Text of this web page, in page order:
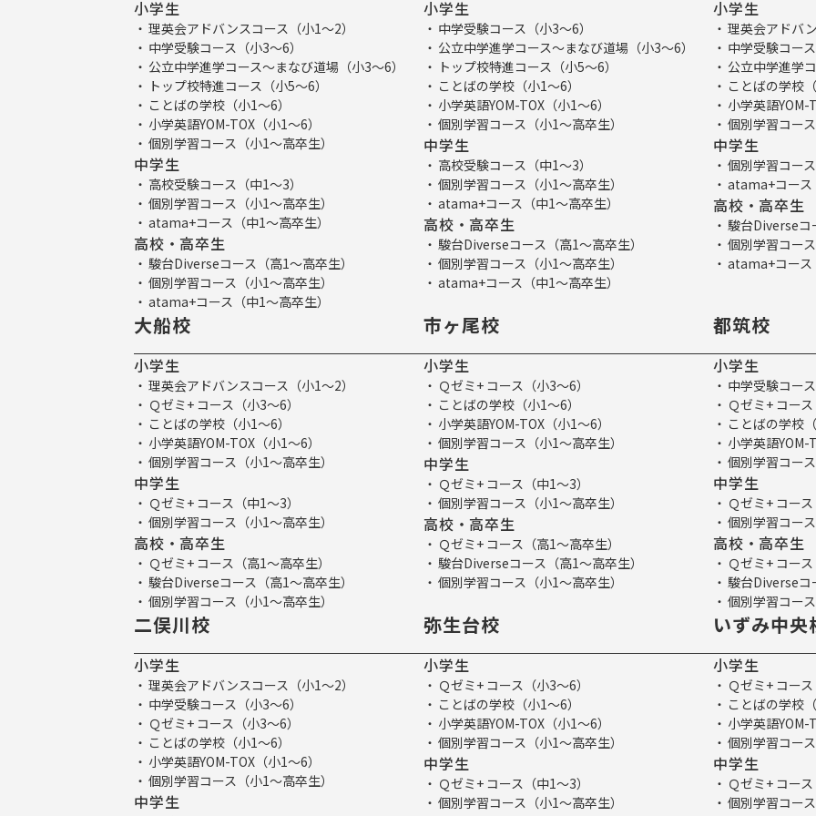
小学生
理英会アドバンスコース（小1～2）
中学受験コース（小3～6）
公立中学進学コース～まなび道場（小3～6）
トップ校特進コース（小5～6）
ことばの学校（小1～6）
小学英語YOM-TOX（小1～6）
個別学習コース（小1～高卒生）
中学生
高校受験コース（中1～3）
個別学習コース（小1～高卒生）
atama+コース（中1～高卒生）
高校・高卒生
駿台Diverseコース（高1～高卒生）
個別学習コース（小1～高卒生）
atama+コース（中1～高卒生）
小学生
中学受験コース（小3～6）
公立中学進学コース～まなび道場（小3～6）
トップ校特進コース（小5～6）
ことばの学校（小1～6）
小学英語YOM-TOX（小1～6）
個別学習コース（小1～高卒生）
中学生
高校受験コース（中1～3）
個別学習コース（小1～高卒生）
atama+コース（中1～高卒生）
高校・高卒生
駿台Diverseコース（高1～高卒生）
個別学習コース（小1～高卒生）
atama+コース（中1～高卒生）
小学生
理英会アドバ
中学受験コー
公立中学進学
ことばの学校
小学英語YOM-
個別学習コー
中学生
個別学習コー
atama+コース
高校・高卒生
駿台Diverseコ
個別学習コー
atama+コース
大船校
小学生
理英会アドバンスコース（小1～2）
Ｑゼミ+ コース（小3～6）
ことばの学校（小1～6）
小学英語YOM-TOX（小1～6）
個別学習コース（小1～高卒生）
中学生
Ｑゼミ+ コース（中1～3）
個別学習コース（小1～高卒生）
高校・高卒生
Ｑゼミ+ コース（高1～高卒生）
駿台Diverseコース（高1～高卒生）
個別学習コース（小1～高卒生）
市ヶ尾校
小学生
Ｑゼミ+ コース（小3～6）
ことばの学校（小1～6）
小学英語YOM-TOX（小1～6）
個別学習コース（小1～高卒生）
中学生
Ｑゼミ+ コース（中1～3）
個別学習コース（小1～高卒生）
高校・高卒生
Ｑゼミ+ コース（高1～高卒生）
駿台Diverseコース（高1～高卒生）
個別学習コース（小1～高卒生）
都筑校
小学生
中学受験コー
Ｑゼミ+ コー
ことばの学校
小学英語YOM-
個別学習コー
中学生
Ｑゼミ+ コー
個別学習コー
高校・高卒生
Ｑゼミ+ コー
駿台Diverseコ
個別学習コー
二俣川校
小学生
理英会アドバンスコース（小1～2）
中学受験コース（小3～6）
Ｑゼミ+ コース（小3～6）
ことばの学校（小1～6）
小学英語YOM-TOX（小1～6）
個別学習コース（小1～高卒生）
中学生
弥生台校
小学生
Ｑゼミ+ コース（小3～6）
ことばの学校（小1～6）
小学英語YOM-TOX（小1～6）
個別学習コース（小1～高卒生）
中学生
Ｑゼミ+ コース（中1～3）
個別学習コース（小1～高卒生）
いずみ中央
小学生
Ｑゼミ+ コー
ことばの学校
小学英語YOM-
個別学習コー
中学生
Ｑゼミ+ コー
個別学習コー